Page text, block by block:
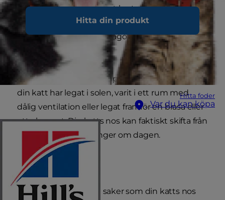
Hitta din produkt
Hitta foder
Var du kan köpa
att katten är sjuk och det korta svaret är nej. Det
finns flera anledningar till att din katt har en torr
varm nos som inte har något att göra med
kattens hälsa.
En torr nos kan till exempel vara resultatet av att
din katt har legat i solen, varit i ett rum med
dålig ventilation eller legat framför en brasa eller
ett element. Din katts nos kan faktiskt skifta från
fuktig till torr flera gånger om dagen.
Saker att utesluta
Det finns dock en del saker som din katts nos